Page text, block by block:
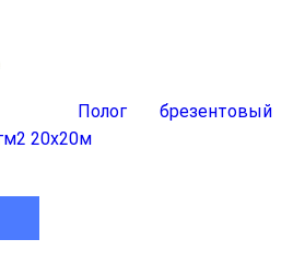
Полог брезентовый
20x20м